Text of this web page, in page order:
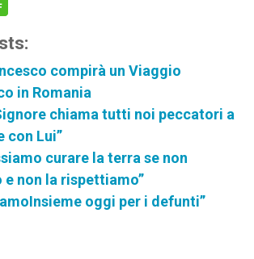
compirà un Viaggio
in Romania
chiama tutti noi peccatori a
con Lui”
curare la terra se non
e non la rispettiamo”
oggi per i defunti”